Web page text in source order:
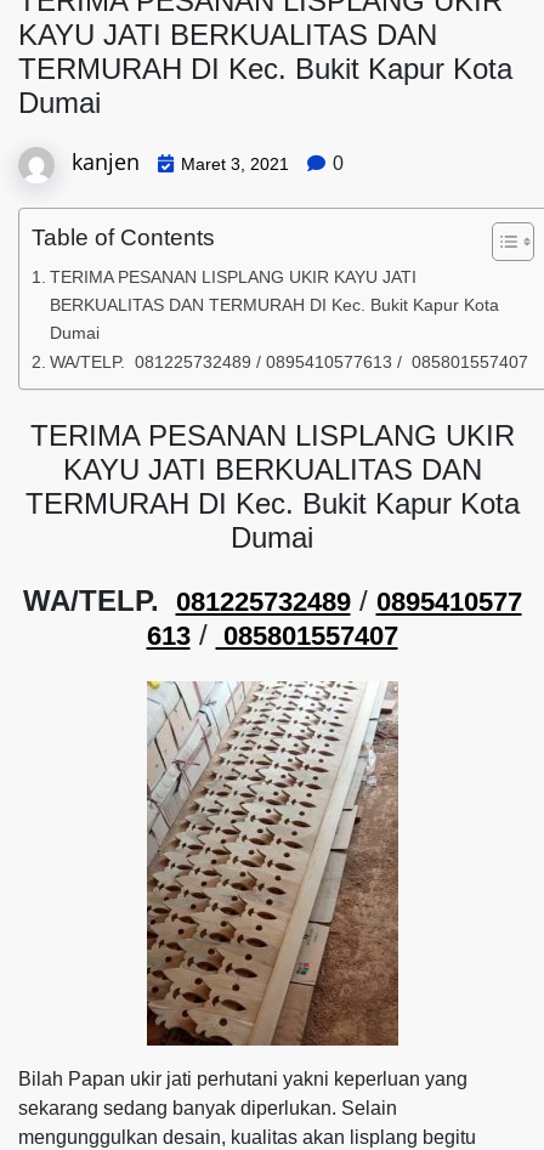
KAYU JATI BERKUALITAS DAN
TERMURAH DI Kec. Bukit Kapur Kota
Dumai
kanjen Maret 3, 2021 0
Table of Contents
TERIMA PESANAN LISPLANG UKIR KAYU JATI
BERKUALITAS DAN TERMURAH DI Kec. Bukit Kapur Kota
Dumai
WA/TELP. 081225732489 / 0895410577613 / 085801557407
TERIMA PESANAN LISPLANG UKIR
KAYU JATI BERKUALITAS DAN
TERMURAH DI Kec. Bukit Kapur Kota
Dumai
WA/TELP. 081225732489/ 0895410577
613/ 085801557407
Bilah Papan ukir jati perhutani yakni keperluan yang
sekarang sedang banyak diperlukan. Selain
mengunggulkan desain, kualitas akan lisplang begitu